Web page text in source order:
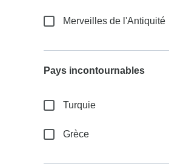
Merveilles de l'Antiquité
Pays incontournables
Turquie
Grèce